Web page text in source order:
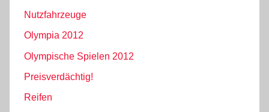
Nutzfahrzeuge
Olympia 2012
Olympische Spielen 2012
Preisverdächtig!
Reifen